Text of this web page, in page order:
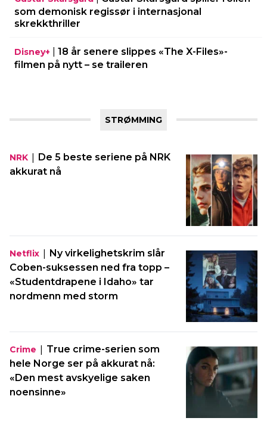
som demonisk regissør i internasjonal
skrekkthriller
Disney+
18 år senere slippes «The X-Files»-
filmen på nytt – se traileren
STRØMMING
NRK | De 5 beste seriene på NRK
akkurat nå
Netflix | Ny virkelighetskrim slår
Coben-suksessen ned fra topp –
«Studentdrapene i Idaho» tar
nordmenn med storm
Crime | True crime-serien som
hele Norge ser på akkurat nå:
«Den mest avskyelige saken
noensinne»